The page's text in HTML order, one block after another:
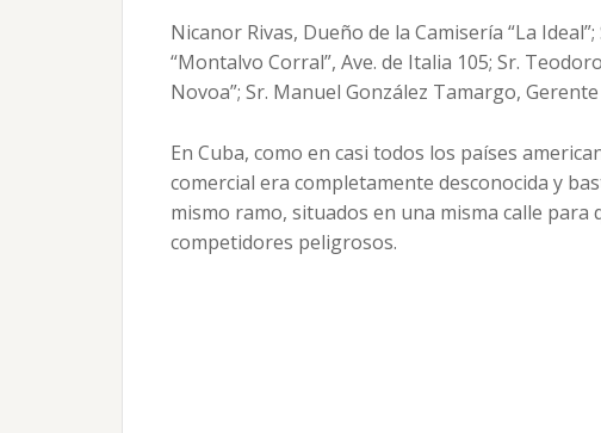
Nicanor Rivas, Dueño de la Camisería “La
“Montalvo Corral”, Ave. de Italia 105; Sr.
Novoa”; Sr. Manuel González Tamargo,
En Cuba, como en casi todos los países
comercial era completamente desconocida y
mismo ramo, situados en una misma calle
competidores peligrosos.